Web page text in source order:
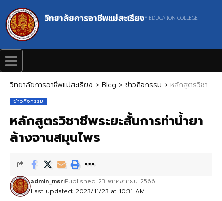
วิทยาลัยการอาชีพแม่สะเรียง
MAESARIANG INDUSTRIAL AND COMMUNITY EDUCATION COLLEGE
วิทยาลัยการอาชีพแม่สะเรียง > Blog > ข่าวกิจกรรม > หลักสูตรวิชาชีพระยะสั้นการทำน้ำยาล้างจานสมุนไพร
ข่าวกิจกรรม
หลักสูตรวิชาชีพระยะสั้นการทำน้ำยา
ล้างจานสมุนไพร
Last updated: 2023/11/23 at 10:31 AM
admin_msr Published 23 พฤศจิกายน 2566